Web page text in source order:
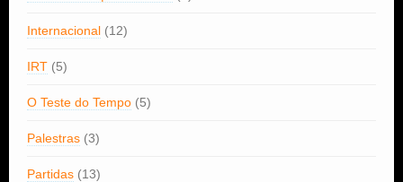
Internacional (12)
IRT (5)
O Teste do Tempo (5)
Palestras (3)
Partidas (13)